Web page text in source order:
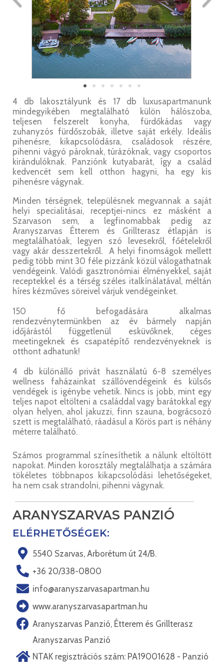
4 db lakosztályunk és 17 db luxusapartmanunk
mindegyikében megtalálható külön hálószoba,
teljesen felszerelt konyha, fürdőkádas vagy
zuhanyzós fürdőszobák, illetve saját erkély. Ideális
pihenésre, kikapcsolódásra, családosok részére,
pihenni vágyó pároknak, túrázóknak, vagy csoportos
kirándulóknak. Panziónk kutyabarát, így a család
kedvencét sem kell otthon hagyni, ha egy kis
pihenésre vágynak.
Minden térségnek, településnek megvannak a saját
helyi specialitásai, receptjei-nincs ez másként a
Szarvason sem, a legfinomabbak pedig az
Aranyszarvas Étterem és Grillterasz étlapján is
megtalálhatóak, legyen szó levesekről, főételekről
vagy akár desszertekről. A helyi finomságok mellett
pedig több mint 30 féle pizzánk közül válogathatnak
vendégeink. Valódi gasztronómiai élményekkel, saját
receptekkel és a térség széles italkínálatával, méltán
híres kézműves söreivel várjuk vendégeinket.
150 fő befogadására alkalmas
rendezvénytermünkben az év bármely napján
időjárástól függetlenül esküvőknek, céges
meetingeknek és csapatépítő rendezvényeknek is
otthont adhatunk!
4 db különálló privát használatú 6-8 személyes
wellness faházainkat szállóvendégeink és külsős
vendégek is igénybe vehetik. Nincs is jobb, mint egy
teljes napot eltölteni a családdal vagy barátokkal egy
olyan helyen, ahol jakuzzi, finn szauna, bográcsozó
szett is megtalálható, ráadásul a Körös part is néhány
méterre található.
Számos programmal színesíthetik a nálunk eltöltött
napokat. Minden korosztály megtalálhatja a számára
tökéletes többnapos kikapcsolódási lehetőségeket,
ha nem csak strandolni, pihenni vágynak.
ARANYSZARVAS PANZIÓ
ELÉRHETŐSÉGEK:
5540 Szarvas, Arborétum út 24/B.
+36 20/338-0800
info@aranyszarvasapartman.hu
www.aranyszarvasapartman.hu
Aranyszarvas Panzió, Étterem és Grillterasz
Aranyszarvas Panzió
NTAK regisztrációs szám: PA19001628 - Panzió